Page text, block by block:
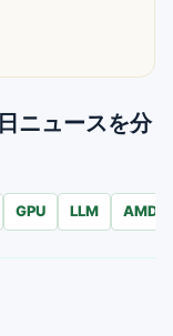
ニュースを分
GPU LLM AMD